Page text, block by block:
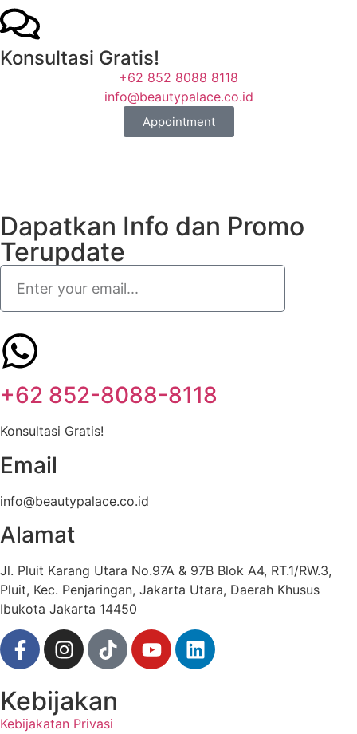
Konsultasi Gratis!
+62 852 8088 8118
info@beautypalace.co.id
Appointment
Dapatkan Info dan Promo
Terupdate
+62 852-8088-8118
Konsultasi Gratis!
Email
info@beautypalace.co.id
Alamat
Jl. Pluit Karang Utara No.97A & 97B Blok A4, RT.1/RW.3,
Pluit, Kec. Penjaringan, Jakarta Utara, Daerah Khusus
Ibukota Jakarta 14450
Kebijakan
Kebijakatan Privasi